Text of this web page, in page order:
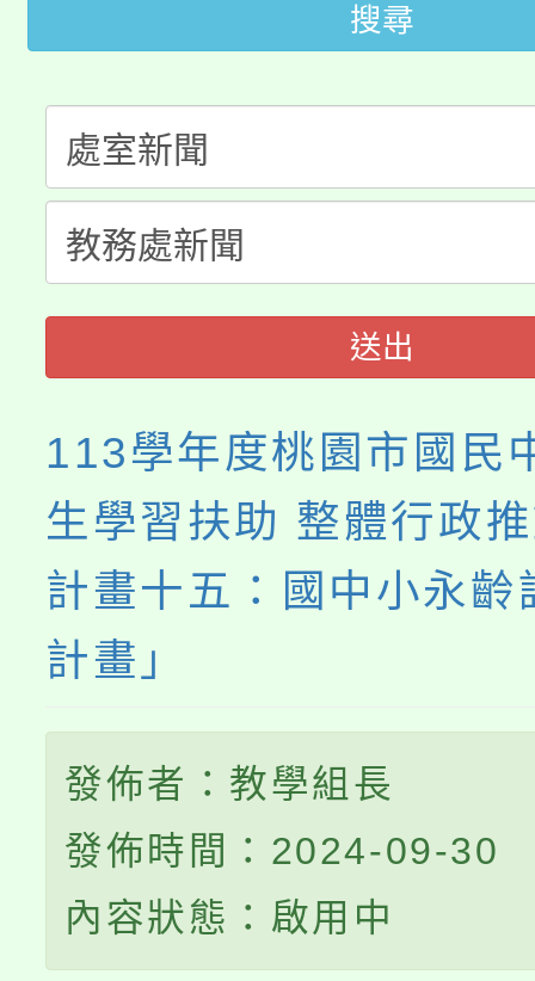
田徑場及游泳池舉行。
桃園市低收入戶享有免
半價優惠，詳情可洽有
者。
份教師增能研習
大溪自造教育及科技中
份教師研習
淨零綠生活教案入校路
會
搜尋
送出
113學年度桃園市國民
生學習扶助 整體行政
計畫十五：國中小永齡
計畫」
發佈者：教學組長
發佈時間：2024-09-30
內容狀態：啟用中